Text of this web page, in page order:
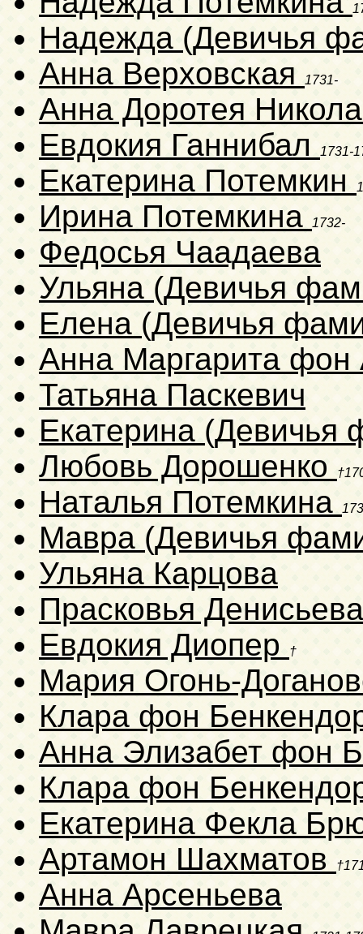
Надежда (Девичья
Анна Верховская
1731-
Анна Доротея
Евдокия Ганнибал
1731-
Екатерина Потемкин
Ирина Потемкина 1732-
Федосья Чаадаева
Ульяна (Девичья
Елена (Девичья
Анна Маргарита
Татьяна Паскевич
Екатерина (Девичья
Любовь Дорошенко
Наталья Потемкина
Мавра (Девичья
Ульяна Карцова
Прасковья Денисьева
Евдокия Диопер
†
Мария Огонь-
Клара фон
Анна Элизабет фон
Клара фон
Екатерина Фекла
Артамон Шахматов
Анна Арсеньева